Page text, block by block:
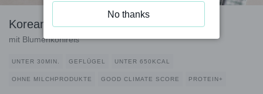
Koreanisches Hähnchen-Bulgogi
mit Blumenkohlreis
UNTER 30MIN. GEFLÜGEL UNTER 650KCAL
OHNE MILCHPRODUKTE GOOD CLIMATE SCORE PROTEIN+
No thanks